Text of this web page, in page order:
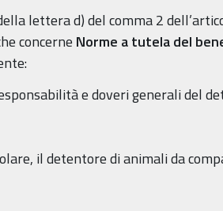
lettera d) del comma 2
concerne Norme a tutela del
e doveri generali del
il detentore di animali da